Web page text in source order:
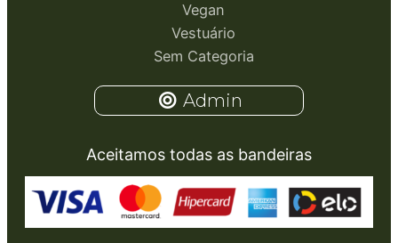
Vegan
Vestuário
Sem Categoria
Admin
Aceitamos todas as bandeiras